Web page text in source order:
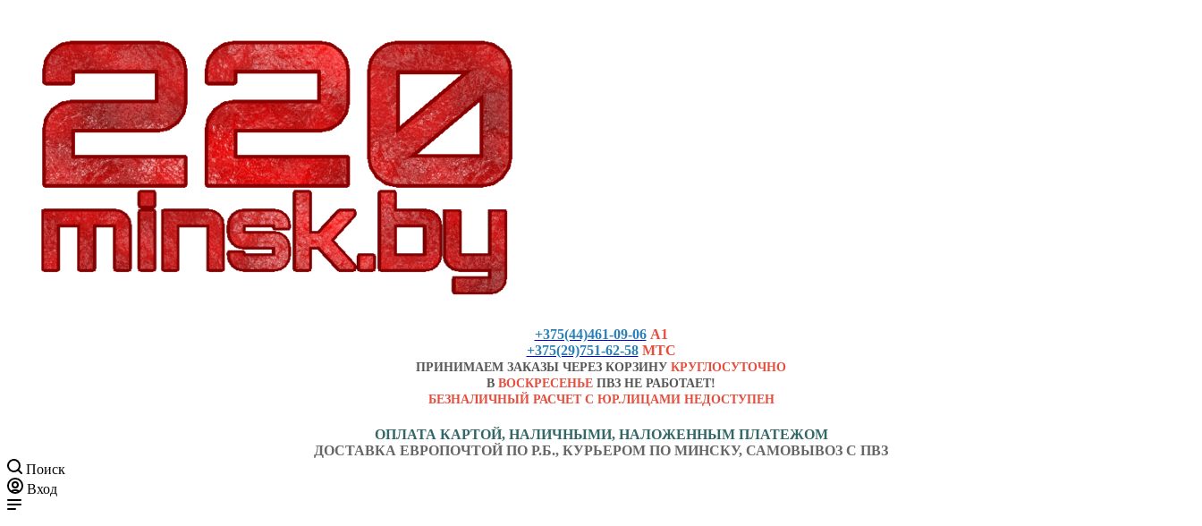
+375(44)461-09-06 А1
+375(29)751-62-58 МТС
ПРИНИМАЕМ ЗАКАЗЫ ЧЕРЕЗ КОРЗИНУ КРУГЛОСУТОЧНО
В ВОСКРЕСЕНЬЕ ПВЗ НЕ РАБОТАЕТ!
БЕЗНАЛИЧНЫЙ РАСЧЕТ С ЮР.ЛИЦАМИ НЕДОСТУПЕН
ОПЛАТА КАРТОЙ, НАЛИЧНЫМИ, НАЛОЖЕННЫМ ПЛАТЕЖОМ
ДОСТАВКА ЕВРОПОЧТОЙ ПО Р.Б., КУРЬЕРОМ ПО МИНСКУ, САМОВЫВОЗ С ПВЗ
Поиск
Вход